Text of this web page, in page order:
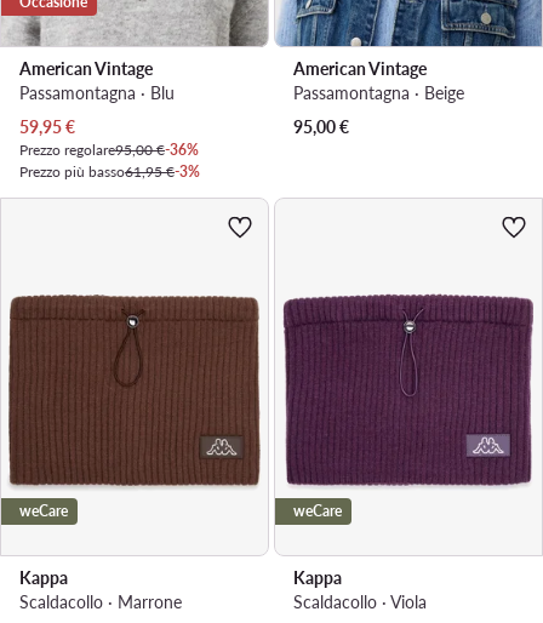
American Vintage
Passamontagna · Blu
Prezzo attuale
59,95€
Prezzo regolare95,00 €-36%
Prezzo più basso61,95 €-3%
American Vintage
Passamontagna · Beige
95,00€
weCare
Kappa
Scaldacollo · Marrone
weCare
Kappa
Scaldacollo · Viola